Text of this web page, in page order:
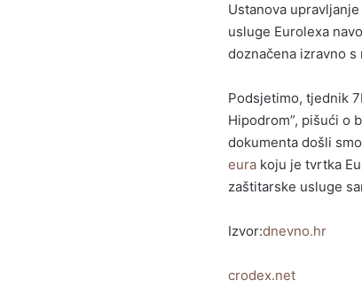
Ustanova
usluge Eurolexa
doznačena izravno s
Podsjetimo, tjednik
Hipodrom”, pišući o
dokumenta došli
eura koju je tvrtka
zaštitarske usluge
Izvor:dnevno.hr
crodex.net